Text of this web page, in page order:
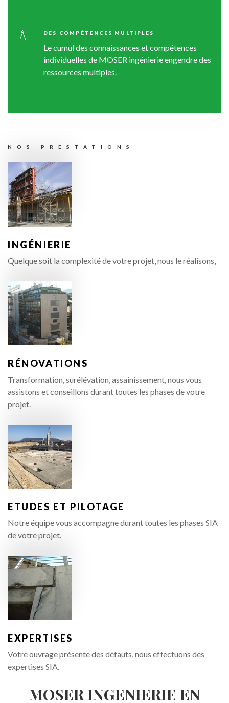
DES COMPÉTENCES MULTIPLES
Le cumul des connaissances et compétences
individuelles de MOSER ingénierie engendre des
ressources multiples.
NOS PRESTATIONS
INGÉNIERIE
Quelque soit la complexité de votre projet, nous le réalisons,
RÉNOVATIONS
Transformation, surélévation, assainissement, nous vous
assistons et conseillons durant toutes les phases de votre
projet.
ETUDES ET PILOTAGE
Notre équipe vous accompagne durant toutes les phases SIA
de votre projet.
EXPERTISES
Votre ouvrage présente des défauts, nous effectuons des
expertises SIA.
MOSER INGENIERIE EN